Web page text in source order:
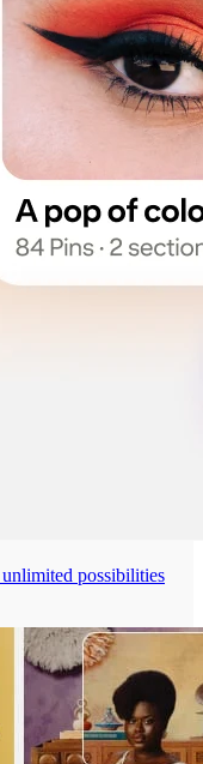
possibilities